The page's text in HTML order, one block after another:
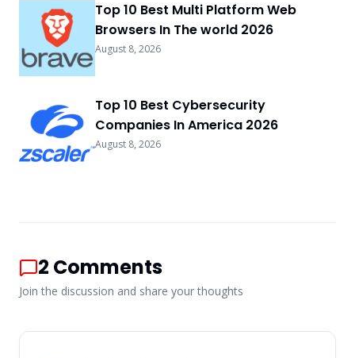
Top 10 Best Multi Platform Web
Browsers In The world 2026
August 8, 2026
Top 10 Best Cybersecurity
Companies In America 2026
August 8, 2026
2 Comments
Join the discussion and share your thoughts